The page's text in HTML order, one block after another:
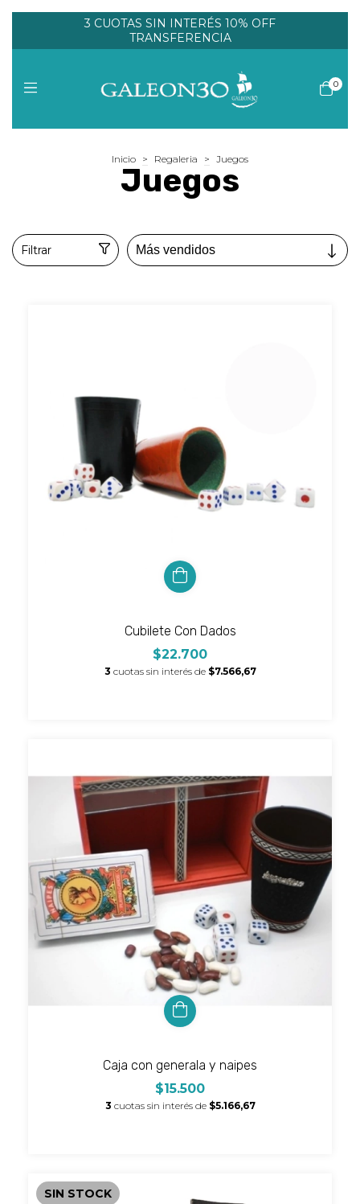
3 CUOTAS SIN INTERÉS 10% OFF
TRANSFERENCIA
0
Inicio > Regaleria > Juegos
Juegos
Filtrar
Cubilete Con Dados
$22.700
3 cuotas sin interés de $7.566,67
Caja con generala y naipes
$15.500
3 cuotas sin interés de $5.166,67
SIN STOCK